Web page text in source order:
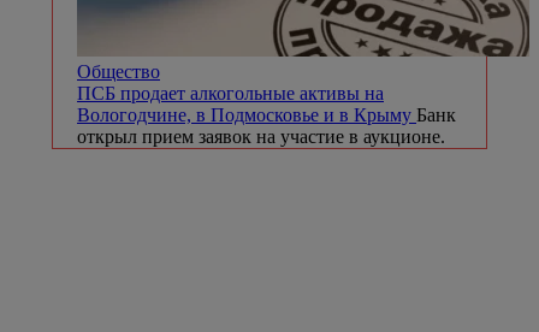
Общество
ПСБ продает алкогольные активы на
Вологодчине, в Подмосковье и в Крыму Банк
открыл прием заявок на участие в аукционе.